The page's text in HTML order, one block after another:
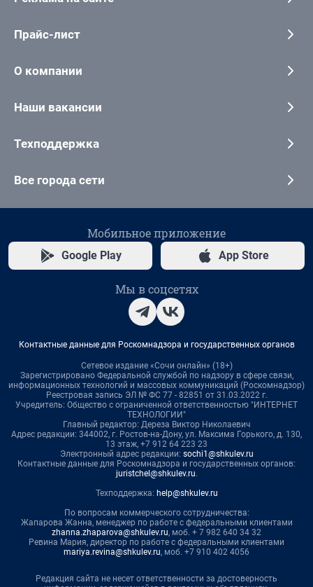
Прайс-лист
О компании
Наши вакансии
Техподдержка
Все города сети
Мобильное приложение
Google Play App Store
Мы в соцсетях
Контактные данные для Роскомнадзора и государственных органов
Сетевое издание «Сочи онлайн» (18+)
Зарегистрировано Федеральной службой по надзору в сфере связи,
информационных технологий и массовых коммуникаций (Роскомнадзор)
Реестровая запись ЭЛ № ФС 77 - 82851 от 31.03.2022 г.
Учредитель: Общество с ограниченной ответственностью "ИНТЕРНЕТ
ТЕХНОЛОГИИ"
Главный редактор: Дереза Виктор Николаевич
Адрес редакции: 344002, г. Ростов-на-Дону, ул. Максима Горького, д. 130,
13 этаж, +7 912 64 223 23
Электронный адрес редакции: sochi1@shkulev.ru
Контактные данные для Роскомнадзора и государственных органов:
juristchel@shkulev.ru.
Техподдержка: help@shkulev.ru
По вопросам коммерческого сотрудничества:
Жапарова Жанна, менеджер по работе с федеральными клиентами
zhanna.zhaparova@shkulev.ru, моб. + 7 982 640 34 32
Ревина Мария, директор по работе с федеральными клиентами
mariya.revina@shkulev.ru, моб. +7 910 402 4056
Редакция сайта не несет ответственности за достоверность